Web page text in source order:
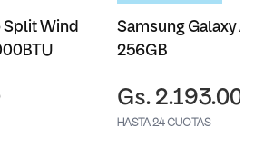
Split Wind
Samsung Galaxy
256GB
Gs.
HASTA 24 CUOTAS